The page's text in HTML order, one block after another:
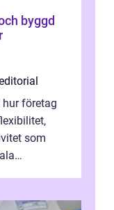
företag
som